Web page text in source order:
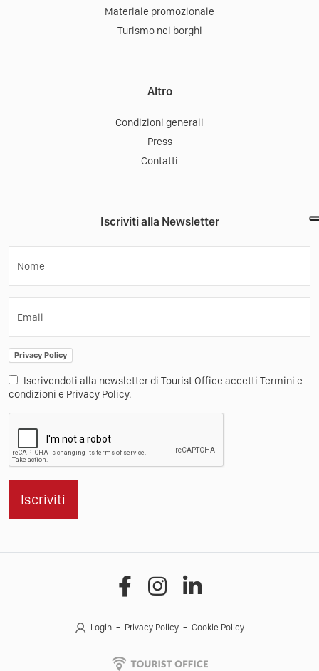
Materiale promozionale
Turismo nei borghi
Altro
Condizioni generali
Press
Contatti
Iscriviti alla Newsletter
Nome
Email
Privacy Policy
Iscrivendoti alla newsletter di Tourist Office accetti Termini e
condizioni e Privacy Policy.
Iscriviti
Login Privacy Policy Cookie Policy